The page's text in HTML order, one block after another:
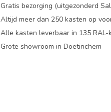
Gratis bezorging (uitgezonderd
Altijd meer dan 250 kasten op
Alle kasten leverbaar in 135 RAL-
Grote showroom in Doetinchem